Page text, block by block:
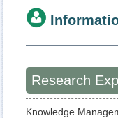
Research
Knowledge